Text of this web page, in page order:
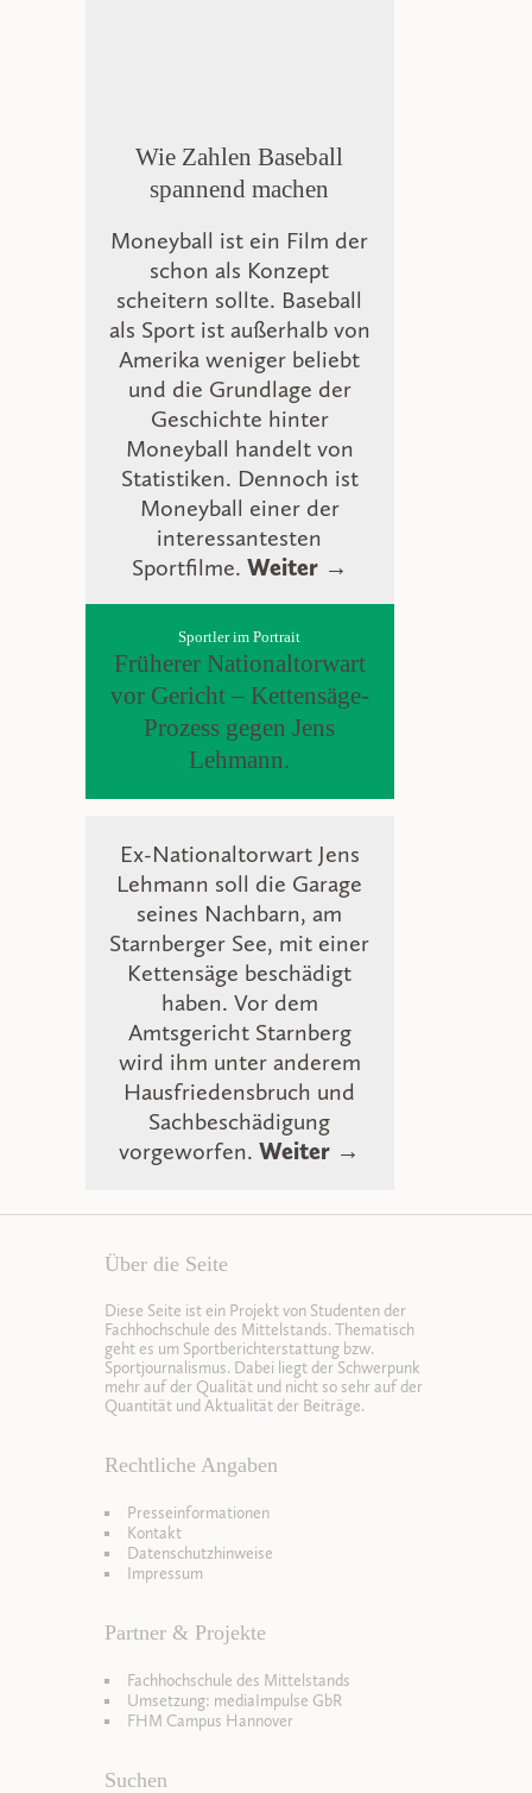
Wie Zahlen Baseball
spannend machen
Moneyball ist ein Film der
schon als Konzept
scheitern sollte. Baseball
als Sport ist außerhalb von
Amerika weniger beliebt
und die Grundlage der
Geschichte hinter
Moneyball handelt von
Statistiken. Dennoch ist
Moneyball einer der
interessantesten
Sportfilme. Weiter →
Sportler im Portrait
Früherer Nationaltorwart
vor Gericht – Kettensäge-
Prozess gegen Jens
Lehmann.
Ex-Nationaltorwart Jens
Lehmann soll die Garage
seines Nachbarn, am
Starnberger See, mit einer
Kettensäge beschädigt
haben. Vor dem
Amtsgericht Starnberg
wird ihm unter anderem
Hausfriedensbruch und
Sachbeschädigung
vorgeworfen. Weiter →
Über die Seite
Diese Seite ist ein Projekt von Studenten der
Fachhochschule des Mittelstands. Thematisch
geht es um Sportberichterstattung bzw.
Sportjournalismus. Dabei liegt der Schwerpunk
mehr auf der Qualität und nicht so sehr auf der
Quantität und Aktualität der Beiträge.
Rechtliche Angaben
Presseinformationen
Kontakt
Datenschutzhinweise
Impressum
Partner & Projekte
Fachhochschule des Mittelstands
Umsetzung: mediaImpulse GbR
FHM Campus Hannover
Suchen